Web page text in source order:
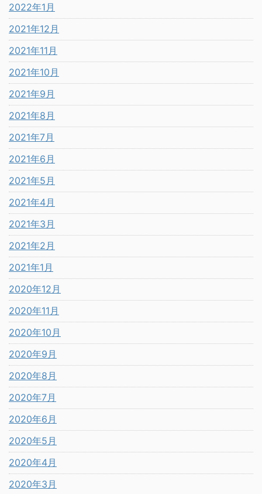
2022年1月
2021年12月
2021年11月
2021年10月
2021年9月
2021年8月
2021年7月
2021年6月
2021年5月
2021年4月
2021年3月
2021年2月
2021年1月
2020年12月
2020年11月
2020年10月
2020年9月
2020年8月
2020年7月
2020年6月
2020年5月
2020年4月
2020年3月